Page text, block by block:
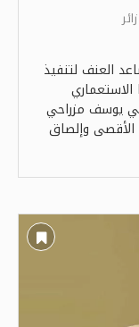
العنف لتنفيذ
يوسف مزراحي
الأقصى وإلصاق